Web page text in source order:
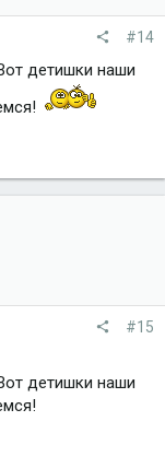
#14
детишки наши
#15
детишки наши